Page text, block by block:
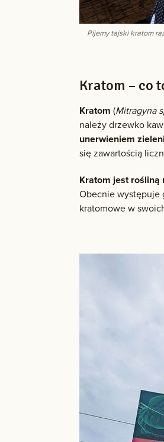
Pijemy tajski kratom
Kratom – co
Kratom (Mitragyna
należy drzewko
unerwieniem
się zawartością
Kratom jest rośliną
Obecnie występuje
kratomowe w